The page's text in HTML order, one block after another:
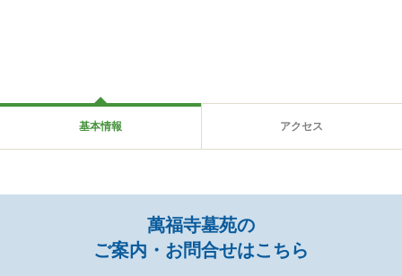
基本情報 アクセス
萬福寺墓苑の
ご案内・お問合せはこちら